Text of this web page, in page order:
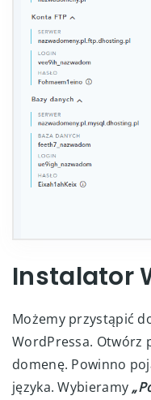
Instalator
Możemy przystąpić
WordPressa. Otwórz
domenę. Powinno
języka. Wybieramy